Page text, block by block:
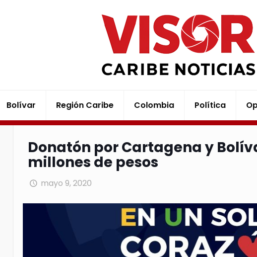
Bolívar Región Caribe Colombia Política
Donatón por Cartagena y
millones de pesos
mayo 9, 2020